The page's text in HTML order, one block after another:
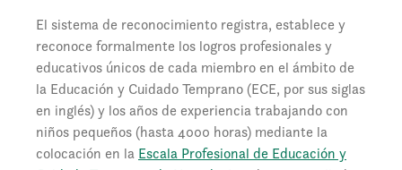
El sistema de reconocimiento registra, establece y
reconoce formalmente los logros profesionales y
educativos únicos de cada miembro en el ámbito de
la Educación y Cuidado Temprano (ECE, por sus siglas
en inglés) y los años de experiencia trabajando con
niños pequeños (hasta 4000 horas) mediante la
colocación en la Escala Profesional de Educación y